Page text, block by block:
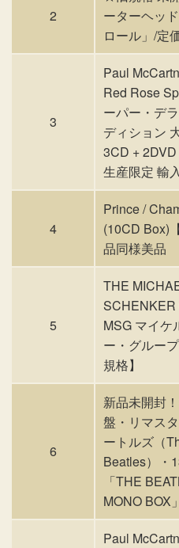
2
ーターヘッ
ロール」/定
3
Paul
Red Rose
ーパー・デ
ディション
3CD +
生産限定 輸
4
Prince /
(10CD Box)
品同様美品
5
THE
SCHENKER
MSG マイケ
ー・グルー
規格】
6
新品未開封
盤・リマス
ートルズ（
Beatles）・
「THE
MONO BOX」
Paul